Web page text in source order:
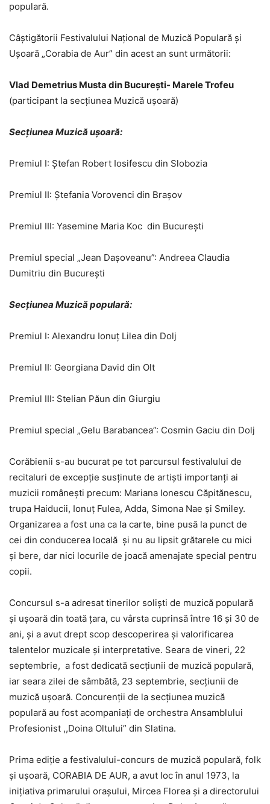
populară.
Câștigătorii Festivalului Naţional de Muzică Populară şi
Uşoară „Corabia de Aur” din acest an sunt următorii:
Vlad Demetrius Musta din București- Marele Trofeu
(participant la secțiunea Muzică ușoară)
Secțiunea Muzică ușoară:
Premiul I: Ștefan Robert Iosifescu din Slobozia
Premiul II: Ștefania Vorovenci din Brașov
Premiul III: Yasemine Maria Koc din București
Premiul special „Jean Dașoveanu”: Andreea Claudia
Dumitriu din București
Secțiunea Muzică populară:
Premiul I: Alexandru Ionuț Lilea din Dolj
Premiul II: Georgiana David din Olt
Premiul III: Stelian Păun din Giurgiu
Premiul special „Gelu Barabancea”: Cosmin Gaciu din Dolj
Corăbienii s-au bucurat pe tot parcursul festivalului de
recitaluri de excepţie susţinute de artişti importanți ai
muzicii românești precum: Mariana Ionescu Căpitănescu,
trupa Haiducii, Ionuţ Fulea, Adda, Simona Nae şi Smiley.
Organizarea a fost una ca la carte, bine pusă la punct de
cei din conducerea locală și nu au lipsit grătarele cu mici
și bere, dar nici locurile de joacă amenajate special pentru
copii.
Concursul s-a adresat tinerilor solişti de muzică populară
şi uşoară din toată ţara, cu vârsta cuprinsă între 16 şi 30 de
ani, şi a avut drept scop descoperirea şi valorificarea
talentelor muzicale şi interpretative. Seara de vineri, 22
septembrie, a fost dedicată secţiunii de muzică populară,
iar seara zilei de sâmbătă, 23 septembrie, secţiunii de
muzică uşoară. Concurenţii de la secțiunea muzică
populară au fost acompaniaţi de orchestra Ansamblului
Profesionist ,,Doina Oltului” din Slatina.
Prima ediţie a festivalului-concurs de muzică populară, folk
şi uşoară, CORABIA DE AUR, a avut loc în anul 1973, la
iniţiativa primarului oraşului, Mircea Florea şi a directorului